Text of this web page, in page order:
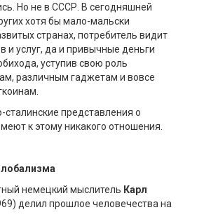
Но не в СССР. В сегодняшней
хотя бы мало-мальски
странах, потребитель видит
и услуг, да и привычные деньги
уступив свою роль
различным гаджетам и вовсе
сталинские представления о
к этому никакого отношения.
немецкий мыслитель Карл
делил прошлое человечества на